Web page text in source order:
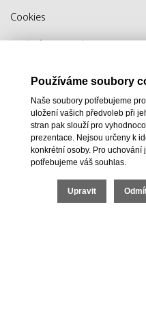
Cookies
Realitní SWRealman
Hledám
Nabízím
Kontakty
Používáme soubory
Naše soubory potřebujeme
uložení vašich předvoleb při
stran pak slouží pro
prezentace. Nejsou určeny k
konkrétní osoby. Pro
potřebujeme váš souhlas.
Upravit